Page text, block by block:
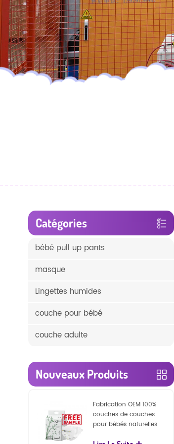
Catégories
bébé pull up pants
masque
Lingettes humides
couche pour bébé
couche adulte
Nouveaux Produits
Fabrication OEM 100%
couches de couches
pour bébés naturelles